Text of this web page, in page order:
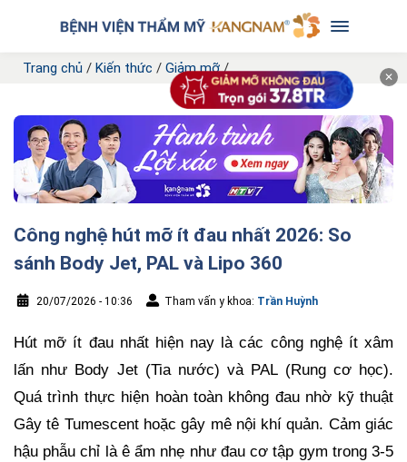
Trang chủ / Kiến thức / Giảm mỡ/
Công nghệ hút mỡ ít đau nhất 2026: So
sánh Body Jet, PAL và Lipo 360
20/07/2026 - 10:36 Tham vấn y khoa: Trần Huỳnh
Hút mỡ ít đau nhất hiện nay là các công nghệ ít xâm
lấn như Body Jet (Tia nước) và PAL (Rung cơ học).
Quá trình thực hiện hoàn toàn không đau nhờ kỹ thuật
Gây tê Tumescent hoặc gây mê nội khí quản. Cảm giác
hậu phẫu chỉ là ê ẩm nhẹ như đau cơ tập gym trong 3-5
✕